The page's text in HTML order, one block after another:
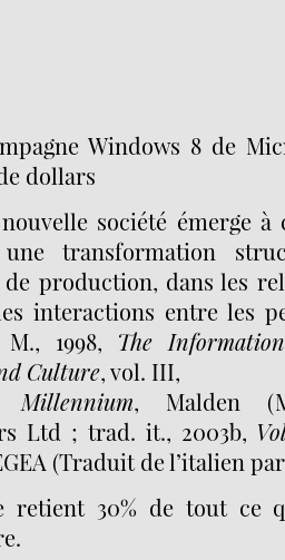
Windows 8 de
dollars
société émerge à
une transformation
production, dans les
interactions entre les
1998, The
Culture, vol. III,
, Malden
Ltd ; trad. it., 2003b,
(Traduit de l’italien
retient 30% de tout ce